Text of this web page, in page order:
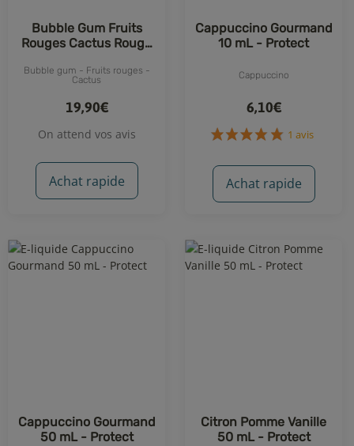
Bubble Gum Fruits
Rouges Cactus Rouge
Bubble gum - Fruits rouges -
Cactus
19,90€
On attend vos avis
Achat rapide
Cappuccino Gourmand
10 mL - Protect
Cappuccino
6,10€
Achat rapide
Cappuccino Gourmand
50 mL - Protect
Citron Pomme Vanille
50 mL - Protect